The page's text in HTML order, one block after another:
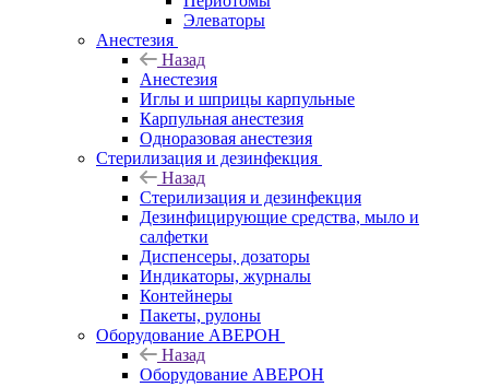
Элеваторы
Анестезия
Назад
Анестезия
Иглы и шприцы карпульные
Карпульная анестезия
Одноразовая анестезия
Стерилизация и дезинфекция
Назад
Стерилизация и дезинфекция
Дезинфицирующие средства, мыло и
салфетки
Диспенсеры, дозаторы
Индикаторы, журналы
Контейнеры
Пакеты, рулоны
Оборудование АВЕРОН
Назад
Оборудование АВЕРОН